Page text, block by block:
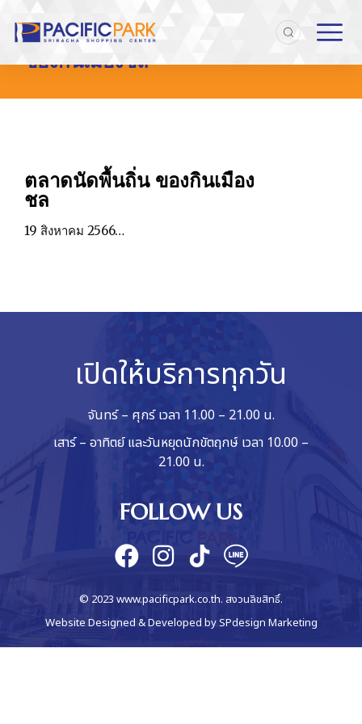
You are here:
Home Entries tagged with "ของกินเมืองชล"
ของกินเมืองชล
ตลาดนัดพื้นถิ่น ของกินเมือง
ชล
19 สิงหาคม 2566…
เปิดให้บริการทุกวัน
จันทร์ – ศุกร์ เวลา 11.00 – 21.00 น.
เสาร์ – อาทิตย์ และวันหยุดนักขัตฤกษ์ เวลา 10.00 –
21.00 น.
FOLLOW US
© 2023 www.pacificpark.co.th. สงวนลิขสิทธิ์.
Website Designed & Developed bySPdesign Marketing